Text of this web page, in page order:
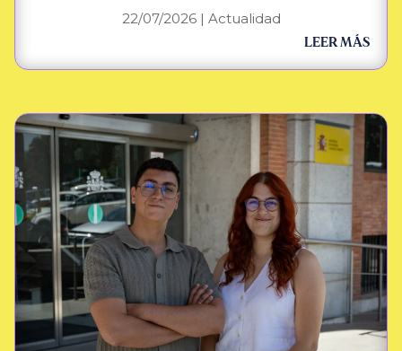
22/07/2026| Actualidad
LEER MÁS